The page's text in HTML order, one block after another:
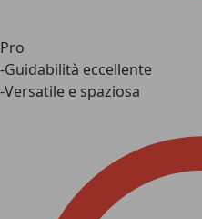
Pro
-Guidabilità eccellente
-Versatile e spaziosa